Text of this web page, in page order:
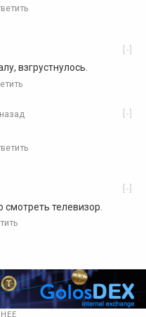
[-]
взгрустнулось.
[-]
[-]
смотреть телевизор.